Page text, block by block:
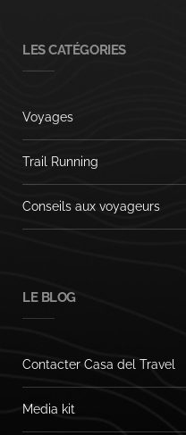
LES CATÉGORIES
Voyages
Trail Running
Conseils aux voyageurs
LE BLOG
Contacter Casa del Travel
Media kit